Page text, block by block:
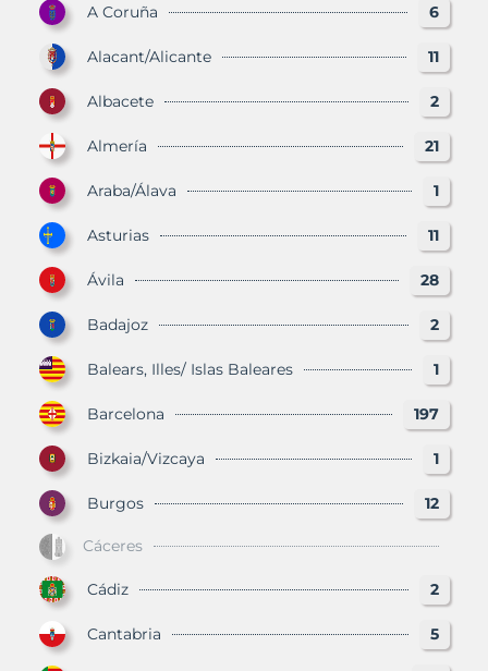
A Coruña 6
Alacant/Alicante 11
Albacete 2
Almería 21
Araba/Álava 1
Asturias 11
Ávila 28
Badajoz 2
Balears, Illes/ Islas Baleares 1
Barcelona 197
Bizkaia/Vizcaya 1
Burgos 12
Cáceres
Cádiz 2
Cantabria 5